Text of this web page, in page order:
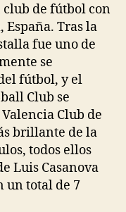
club de fútbol con
España. Tras la
fue uno de
se
fútbol, y el
Club se
Club de
brillante de la
todos ellos
Luis Casanova
un total de 7